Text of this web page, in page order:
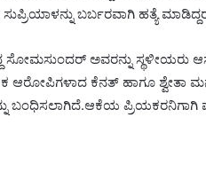
ಬರ್ಬರವಾಗಿ ಹತ್ಯೆ
ಅವರನ್ನು ಸ್ಥಳೀಯರು
ಆರೋಪಿಗಳಾದ ಕೆನತ್ ಹಾಗೂ
ಬಂಧಿಸಲಾಗಿದೆ.ಆಕೆಯ